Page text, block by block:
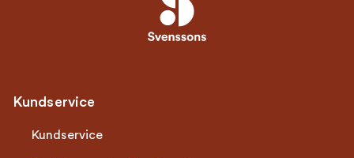
Kundservice
Kundservice